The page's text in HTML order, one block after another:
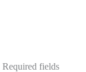
Required fields